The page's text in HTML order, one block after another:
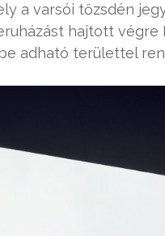
a varsói tőzsdén
hajtott végre
adható területtel